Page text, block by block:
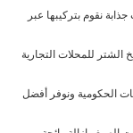
نقوم بتركيبها عبر
الشتر للمحلات التجارية
الحكومية ونوفر أفضل